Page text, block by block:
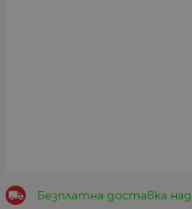
Безплатна доставка над